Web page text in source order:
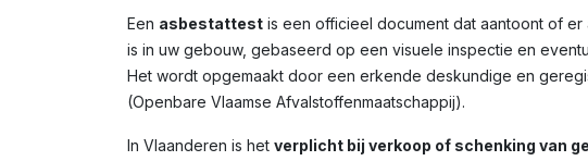
Een asbestattest is een officieel document dat aantoont of er
is in uw gebouw, gebaseerd op een visuele inspectie en
Het wordt opgemaakt door een erkende deskundige en
(Openbare Vlaamse Afvalstoffenmaatschappij).
In Vlaanderen is het verplicht bij verkoop of schenking van